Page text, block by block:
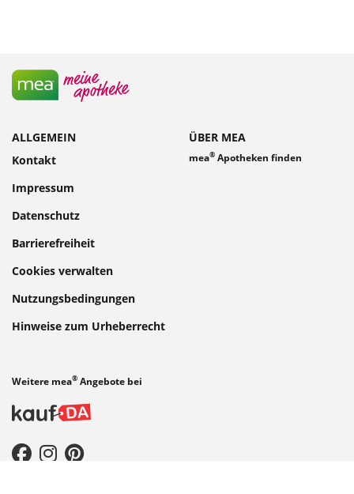
ALLGEMEIN
Kontakt
Impressum
Datenschutz
Barrierefreiheit
Cookies verwalten
Nutzungsbedingungen
Hinweise zum Urheberrecht
ÜBER MEA
mea® Apotheken finden
Weitere mea® Angebote bei